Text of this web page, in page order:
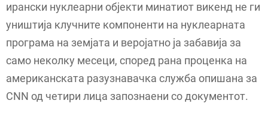
ирански нуклеарни објекти минатиот викенд не ги
уништија клучните компоненти на нуклеарната
програма на земјата и веројатно ја забавија за
само неколку месеци, според рана проценка на
американската разузнавачка служба опишана за
CNN од четири лица запознаени со документот.